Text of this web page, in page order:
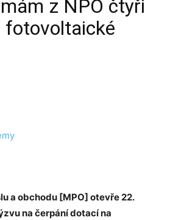
z NPO čtyři
fotovoltaické
a obchodu [MPO] otevře 22.
na čerpání dotací na